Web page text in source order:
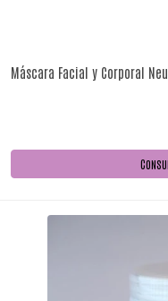
Máscara Facial y Corporal